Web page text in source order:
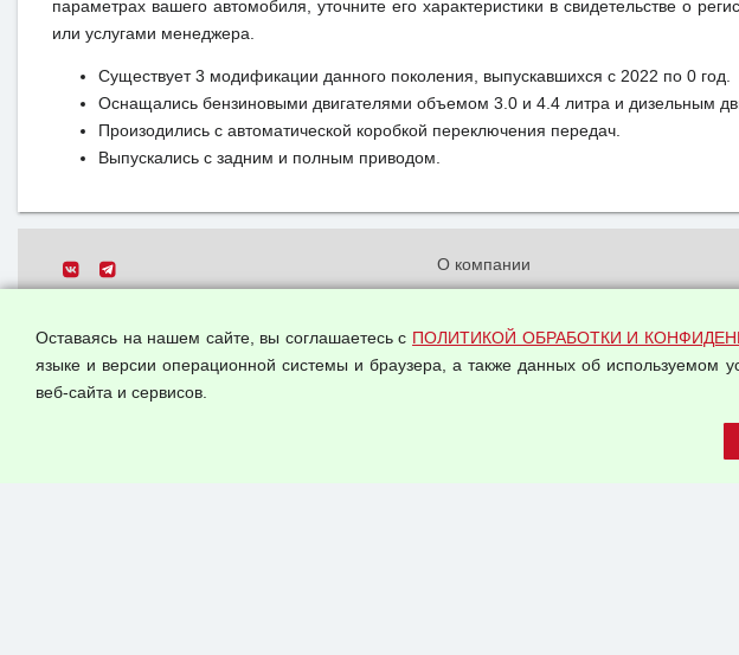
параметрах вашего автомобиля, уточните его характеристики в свидетельстве о
или услугами менеджера.
Существует 3 модификации данного поколения, выпускавшихся с 2022 по 0 год.
Оснащались бензиновыми двигателями объемом 3.0 и 4.4 литра и дизельным
Произодились с автоматической коробкой переключения передач.
Выпускались с задним и полным приводом.
Все права защищены.
О компании
данных
Оставаясь на нашем сайте, вы соглашаетесь с ПОЛИТИКОЙ ОБРАБОТКИ И
языке и версии операционной системы и браузера, а также данных об используемом
веб-сайта и сервисов.